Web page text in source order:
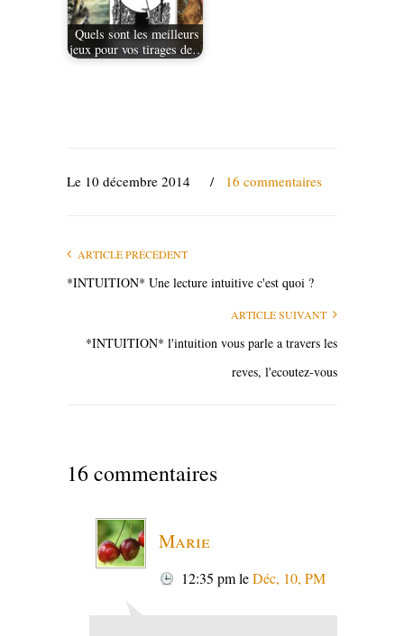
Quels sont les meilleurs
jeux pour vos tirages de…
Le 10 décembre 2014 / 16 commentaires
ARTICLE PRÉCÉDENT
*INTUITION* Une lecture intuitive c'est quoi ?
ARTICLE SUIVANT
*INTUITION* l'intuition vous parle a travers les
reves, l'ecoutez-vous
16 commentaires
Marie
12:35 pmleDéc, 10, PM